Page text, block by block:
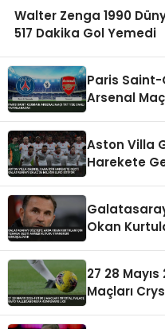
Walter Zenga 1990
517 Dakika Gol Yemedi
Paris
Arsenal
Aston Villa
Harekete
Okan
27 28
Maçları